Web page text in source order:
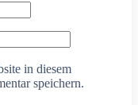
in diesem
speichern.